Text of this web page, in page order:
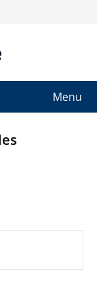
Menu